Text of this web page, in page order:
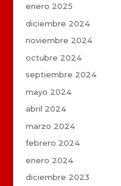
enero 2025
diciembre 2024
noviembre 2024
octubre 2024
septiembre 2024
mayo 2024
abril 2024
marzo 2024
febrero 2024
enero 2024
diciembre 2023